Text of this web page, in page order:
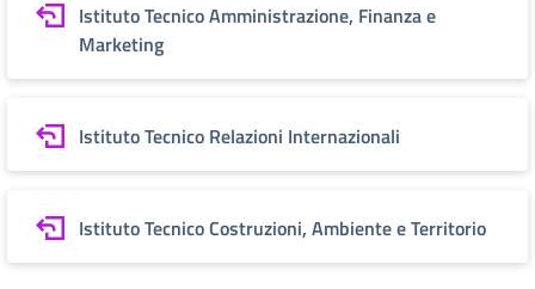
Istituto Tecnico Amministrazione, Finanza e
Marketing
Istituto Tecnico Relazioni Internazionali
Istituto Tecnico Costruzioni, Ambiente e Territorio